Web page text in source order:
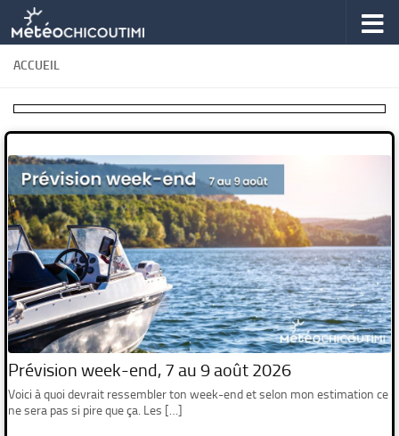
Skip to content
ACCUEIL
Prévision week-end, 7 au 9 août 2026
Voici à quoi devrait ressembler ton week-end et selon mon estimation ce
ne sera pas si pire que ça. Les […]